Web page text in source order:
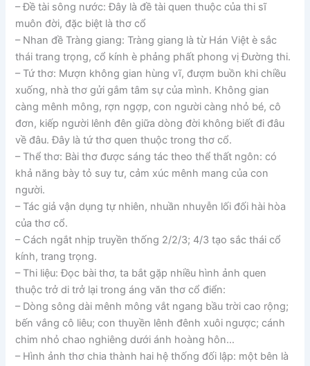
– Đề tài sông nước: Đây là đề tài quen thuộc của thi sĩ
muôn đời, đặc biệt là thơ cổ
– Nhan đề Tràng giang: Tràng giang là từ Hán Việt è sắc
thái trang trọng, cổ kính è phảng phất phong vị Đường thi.
– Tứ thơ: Mượn không gian hùng vĩ, đượm buồn khi chiều
xuống, nhà thơ gửi gắm tâm sự của mình. Không gian
càng mênh mông, rợn ngợp, con người càng nhỏ bé, cô
đơn, kiếp người lênh đên giữa dòng đời không biết đi đâu
về đâu. Đây là tứ thơ quen thuộc trong thơ cổ.
– Thể thơ: Bài thơ được sáng tác theo thể thất ngôn: có
khả năng bày tỏ suy tư, cảm xúc mênh mang của con
người.
– Tác giả vận dụng tự nhiên, nhuần nhuyễn lối đối hài hòa
của thơ cổ.
– Cách ngắt nhịp truyền thống 2/2/3; 4/3 tạo sắc thái cổ
kính, trang trọng.
– Thi liệu: Đọc bài thơ, ta bắt gặp nhiều hình ảnh quen
thuộc trở di trở lại trong áng văn thơ cổ điển:
– Dòng sông dài mênh mông vắt ngang bầu trời cao rộng;
bến vắng cô liêu; con thuyền lênh đênh xuôi ngược; cánh
chim nhỏ chao nghiêng dưới ánh hoàng hôn…
– Hình ảnh thơ chia thành hai hệ thống đối lập: một bên là